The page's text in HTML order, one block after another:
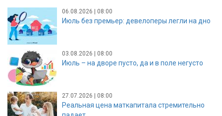
06.08.2026 | 08:00
Июль без премьер: девелоперы легли на дно
03.08.2026 | 08:00
Июль – на дворе пусто, да и в поле негусто
27.07.2026 | 08:00
Реальная цена маткапитала стремительно